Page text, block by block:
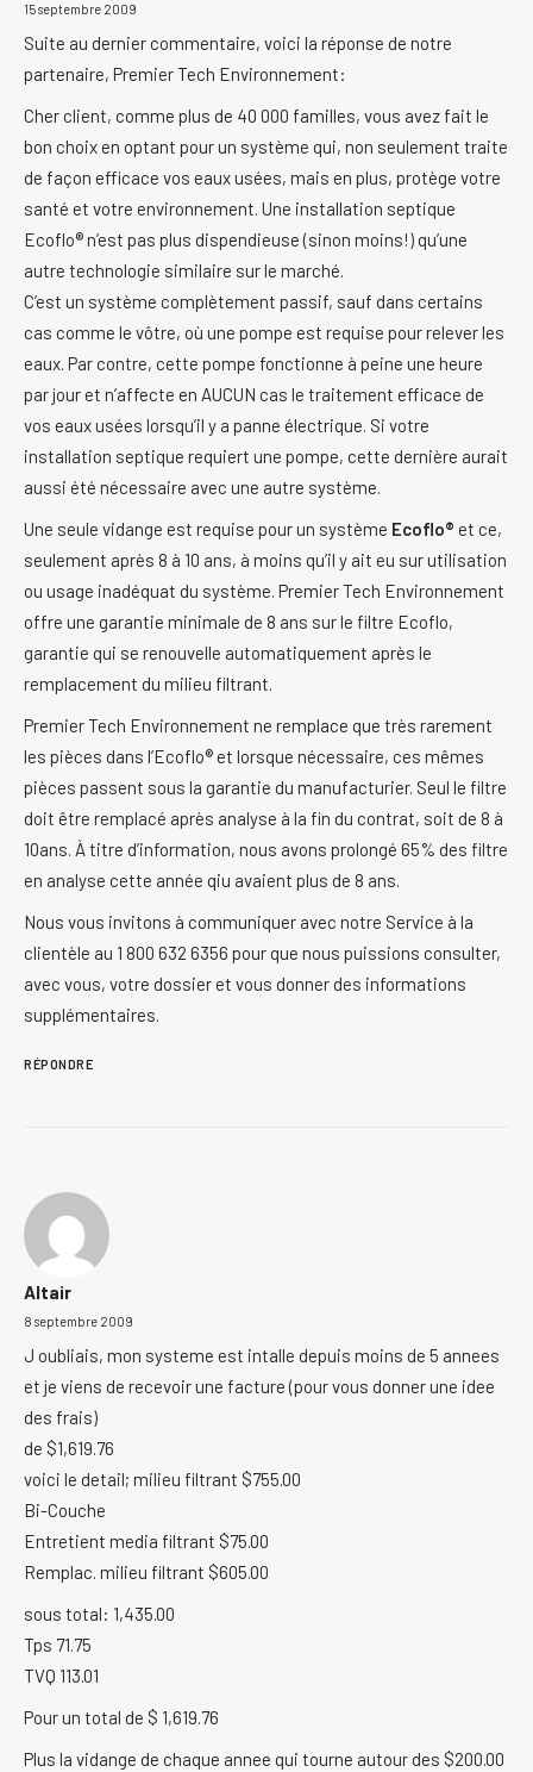
15 septembre 2009
Suite au dernier commentaire, voici la réponse de notre
partenaire, Premier Tech Environnement:
Cher client, comme plus de 40 000 familles, vous avez fait le
bon choix en optant pour un système qui, non seulement traite
de façon efficace vos eaux usées, mais en plus, protège votre
santé et votre environnement. Une installation septique
Ecoflo® n’est pas plus dispendieuse (sinon moins!) qu’une
autre technologie similaire sur le marché.
C’est un système complètement passif, sauf dans certains
cas comme le vôtre, où une pompe est requise pour relever les
eaux. Par contre, cette pompe fonctionne à peine une heure
par jour et n’affecte en AUCUN cas le traitement efficace de
vos eaux usées lorsqu’il y a panne électrique. Si votre
installation septique requiert une pompe, cette dernière aurait
aussi été nécessaire avec une autre système.
Une seule vidange est requise pour un système Ecoflo® et ce,
seulement après 8 à 10 ans, à moins qu’il y ait eu sur utilisation
ou usage inadéquat du système. Premier Tech Environnement
offre une garantie minimale de 8 ans sur le filtre Ecoflo,
garantie qui se renouvelle automatiquement après le
remplacement du milieu filtrant.
Premier Tech Environnement ne remplace que très rarement
les pièces dans l’Ecoflo® et lorsque nécessaire, ces mêmes
pièces passent sous la garantie du manufacturier. Seul le filtre
doit être remplacé après analyse à la fin du contrat, soit de 8 à
10ans. À titre d’information, nous avons prolongé 65% des filtre
en analyse cette année qiu avaient plus de 8 ans.
Nous vous invitons à communiquer avec notre Service à la
clientèle au 1 800 632 6356 pour que nous puissions consulter,
avec vous, votre dossier et vous donner des informations
supplémentaires.
RÉPONDRE
Altair
8 septembre 2009
J oubliais, mon systeme est intalle depuis moins de 5 annees
et je viens de recevoir une facture (pour vous donner une idee
des frais)
de $1,619.76
voici le detail; milieu filtrant $755.00
Bi-Couche
Entretient media filtrant $75.00
Remplac. milieu filtrant $605.00
sous total: 1,435.00
Tps 71.75
TVQ 113.01
Pour un total de $ 1,619.76
Plus la vidange de chaque annee qui tourne autour des $200.00